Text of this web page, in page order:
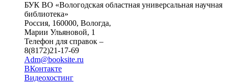
БУК ВО «Вологодская областная универсальная научная
библиотека»
Россия, 160000, Вологда,
Марии Ульяновой, 1
Телефон для справок –
8(8172)21-17-69
Adm@booksite.ru
ВКонтакте
Видеохостинг